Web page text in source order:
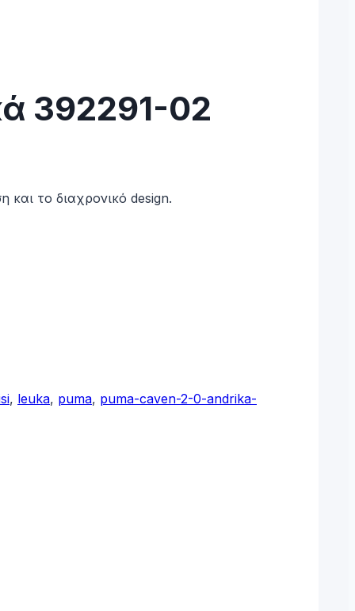
392291-02
και το διαχρονικό design.
, leuka, puma, puma-caven-2-0-andrika-